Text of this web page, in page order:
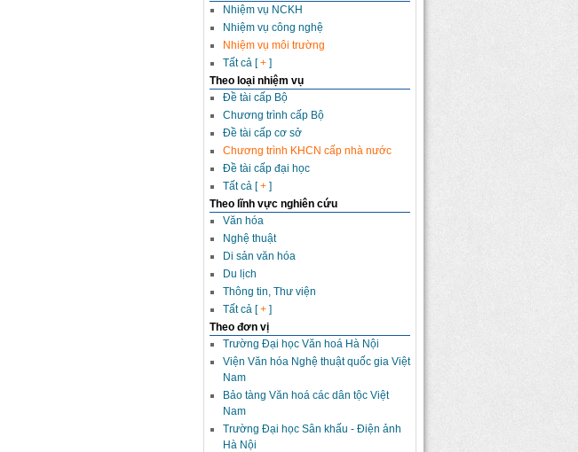
Nhiệm vụ NCKH
Nhiệm vụ công nghệ
Nhiệm vụ môi trường
Tất cả [+ ]
Theo loại nhiệm vụ
Đề tài cấp Bộ
Chương trình cấp Bộ
Đề tài cấp cơ sở
Chương trình KHCN cấp nhà nước
Đề tài cấp đại học
Tất cả [+ ]
Theo lĩnh vực nghiên cứu
Văn hóa
Nghệ thuật
Di sản văn hóa
Du lịch
Thông tin, Thư viện
Tất cả [+ ]
Theo đơn vị
Trường Đại học Văn hoá Hà Nội
Viện Văn hóa Nghệ thuật quốc gia Việt
Nam
Bảo tàng Văn hoá các dân tộc Việt
Nam
Trường Đại học Sân khấu - Điện ảnh
Hà Nội